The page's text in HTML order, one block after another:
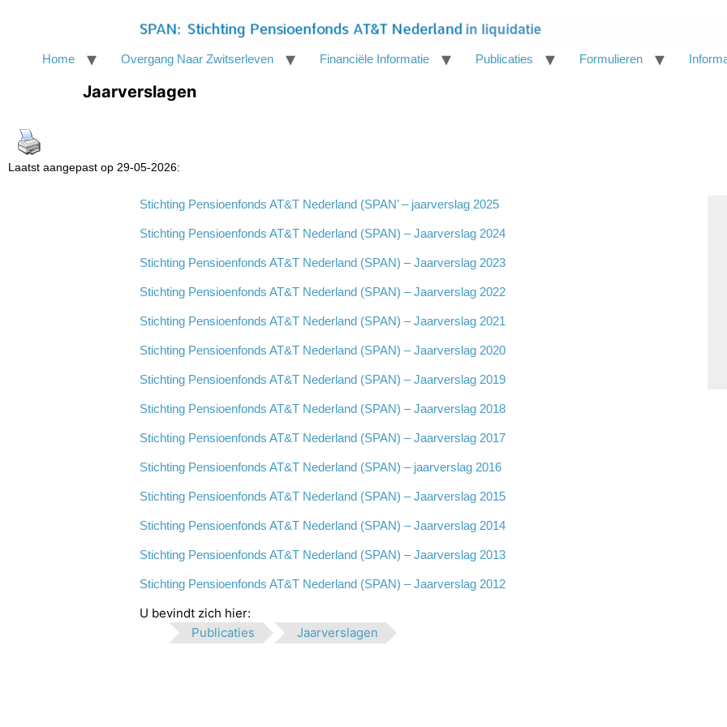
Home Overgang Naar Zwitserleven Financiële Informatie Publicaties Formulieren
Jaarverslagen
Laatst aangepast op 29-05-2026:
Stichting Pensioenfonds AT&T Nederland (SPAN’ – jaarverslag 2025
Stichting Pensioenfonds AT&T Nederland (SPAN) – Jaarverslag 2024
Stichting Pensioenfonds AT&T Nederland (SPAN) – Jaarverslag 2023
Stichting Pensioenfonds AT&T Nederland (SPAN) – Jaarverslag 2022
Stichting Pensioenfonds AT&T Nederland (SPAN) – Jaarverslag 2021
Stichting Pensioenfonds AT&T Nederland (SPAN) – Jaarverslag 2020
Stichting Pensioenfonds AT&T Nederland (SPAN) – Jaarverslag 2019
Stichting Pensioenfonds AT&T Nederland (SPAN) – Jaarverslag 2018
Stichting Pensioenfonds AT&T Nederland (SPAN) – Jaarverslag 2017
Stichting Pensioenfonds AT&T Nederland (SPAN) – jaarverslag 2016
Stichting Pensioenfonds AT&T Nederland (SPAN) – Jaarverslag 2015
Stichting Pensioenfonds AT&T Nederland (SPAN) – Jaarverslag 2014
Stichting Pensioenfonds AT&T Nederland (SPAN) – Jaarverslag 2013
Stichting Pensioenfonds AT&T Nederland (SPAN) – Jaarverslag 2012
U bevindt zich hier:
Publicaties
Jaarverslagen